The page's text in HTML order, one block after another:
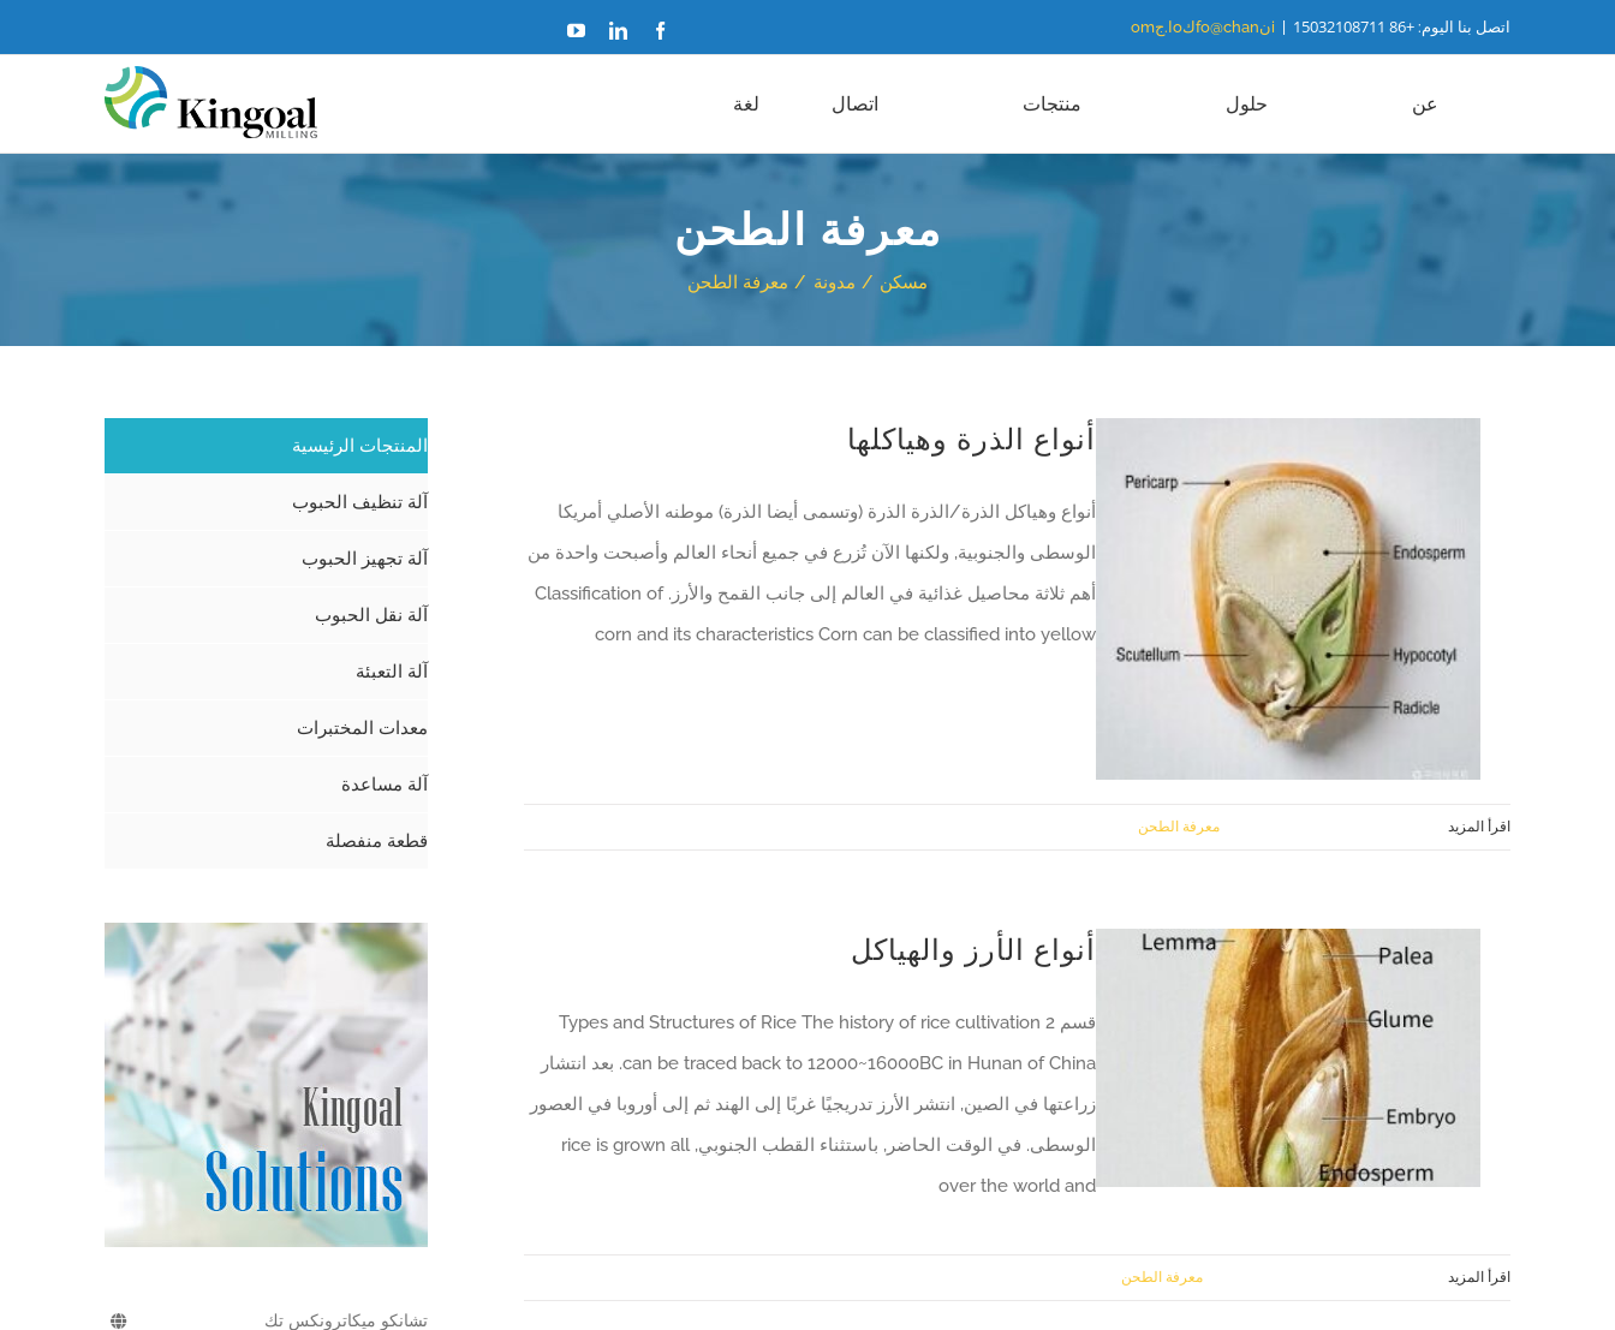
الى
اتصل بنا اليوم: +86 15032108711 iنfo@chanكoا.جom فيسبوكينكدينموقع
عن حلول منتجات اتصال لغة
معرفة الطحن
مسكن مدونة معرفة الطحن
أنواع الذرة وهياكلها
أنواع وهياكل الذرة/الذرة الذرة (وتسمى أيضا الذرة) موطنه الأصلي أمريكا
الوسطى والجنوبية, ولكنها الآن تُزرع في جميع أنحاء العالم وأصبحت واحدة من
أهم ثلاثة محاصيل غذائية في العالم إلى جانب القمح والأرز.Classification of
corn and its characteristics Corn can be classified into yellow
معرفة الطحن اقرأ المزيد
أنواع الأرز والهياكل
قسم 2
Types and Structures of Rice The history of rice cultivation
can be traced back to 12000~16000BC in Hunan of China. بعد انتشار
زراعتها في الصين, انتشر الأرز تدريجيًا غربًا إلى الهند ثم إلى أوروبا في العصور
الوسطى. في الوقت الحاضر, باستثناء القطب الجنوبي,rice is grown all
over the world and
معرفة الطحن اقرأ المزيد
المنتجات الرئيسية
آلة تنظيف الحبوب
آلة تجهيز الحبوب
آلة نقل الحبوب
آلة التعبئة
معدات المختبرات
آلة مساعدة
قطعة منفصلة
تشانكو ميكاترونكس تك